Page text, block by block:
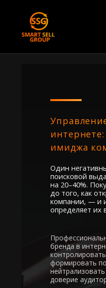
имиджа
Один
поисковой
на 20–40%.
до того, как
компании, — и
определяет их
бренда в
формировать
доверие